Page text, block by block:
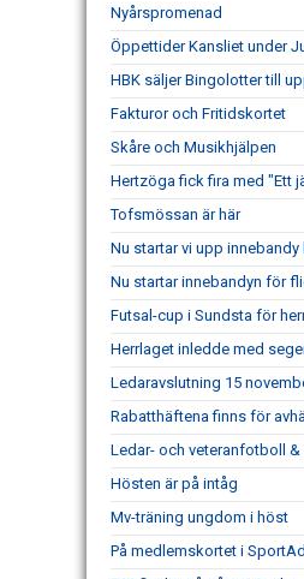
Nyårspromenad
Öppettider Kansliet under
HBK säljer Bingolotter till
Fakturor och Fritidskortet
Skåre och Musikhjälpen
Hertzöga fick fira med "Ett
Tofsmössan är här
Nu startar vi upp
Nu startar innebandyn för
Futsal-cup i Sundsta för
Herrlaget inledde med
Ledaravslutning 15
Rabatthäftena finns för
Ledar- och veteranfotboll
Hösten är på intåg
Mv-träning ungdom i höst
På medlemskortet i